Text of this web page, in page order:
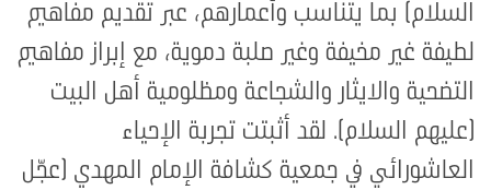
السلام) بما يتناسب وأعمارهم، عبر تقديم مفاهيم
لطيفة غير مخيفة وغير صلبة دموية، مع إبراز مفاهيم
التضحية والايثار والشجاعة ومظلومية أهل البيت
(عليهم السلام). لقد أثبتت تجربة الإحياء
العاشورائي في جمعية كشافة الإمام المهدي (عجّل